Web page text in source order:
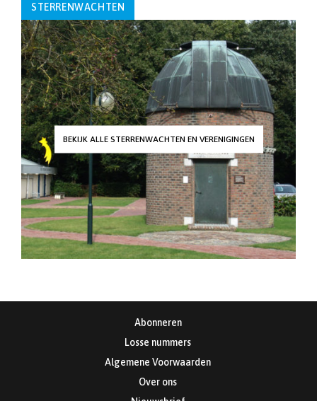
STERRENWACHTEN
BEKIJK ALLE STERRENWACHTEN EN VERENIGINGEN
Abonneren
Losse nummers
Algemene Voorwaarden
Over ons